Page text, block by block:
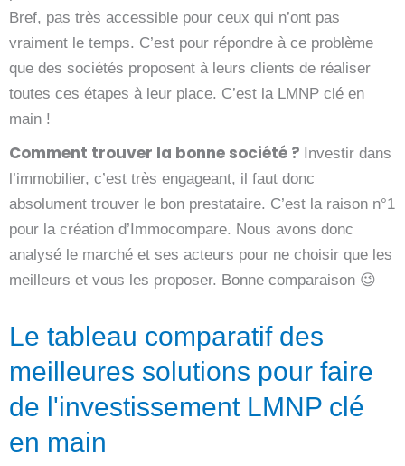
Bref, pas très accessible pour ceux qui n’ont pas
vraiment le temps. C’est pour répondre à ce problème
que des sociétés proposent à leurs clients de réaliser
toutes ces étapes à leur place. C’est la LMNP clé en
main !
Comment trouver la bonne société ? Investir dans
l’immobilier, c’est très engageant, il faut donc
absolument trouver le bon prestataire. C’est la raison n°1
pour la création d’Immocompare. Nous avons donc
analysé le marché et ses acteurs pour ne choisir que les
meilleurs et vous les proposer. Bonne comparaison 😉
Le tableau comparatif des
meilleures solutions pour faire
de l'investissement LMNP clé
en main